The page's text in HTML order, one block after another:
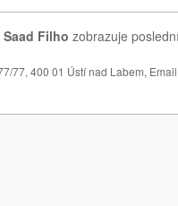
Filho zobrazuje
77, 400 01 Ústí nad Labem,